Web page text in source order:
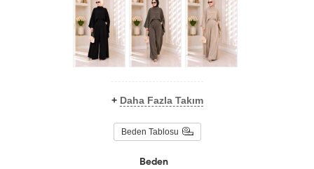
+ Daha Fazla Takım
Beden Tablosu
Beden